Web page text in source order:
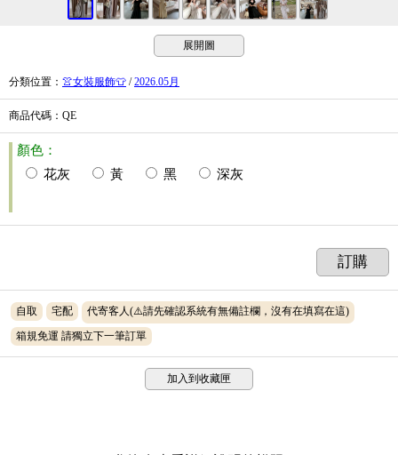
展開圖
分類位置 ： 👚女裝服飾👕 /2026.05月
商品代碼 ：QE
顏色：
花灰
黃 黑 深灰
訂購
自取 宅配
代寄客人(⚠️請先確認系統有無備註欄，沒有在填寫在這)
箱規免運 請獨立下一筆訂單
加入到收藏匣